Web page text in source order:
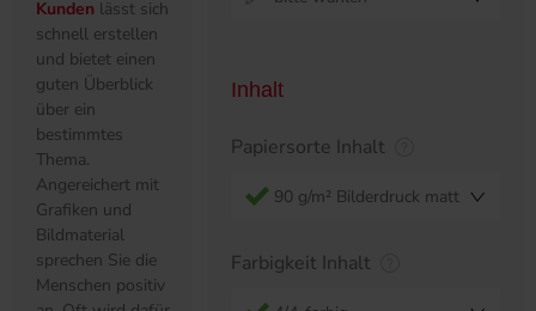
Kunden lässt sich
schnell erstellen
und bietet einen
guten Überblick
über ein
bestimmtes
Thema.
Angereichert mit
Grafiken und
Bildmaterial
sprechen Sie die
Menschen positiv
Inhalt
Papiersorte Inhalt
90 g/m² Bilderdruck matt
Farbigkeit Inhalt